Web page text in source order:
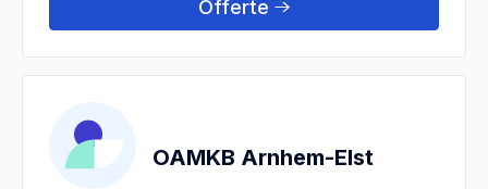
Offerte
OAMKB Arnhem-Elst